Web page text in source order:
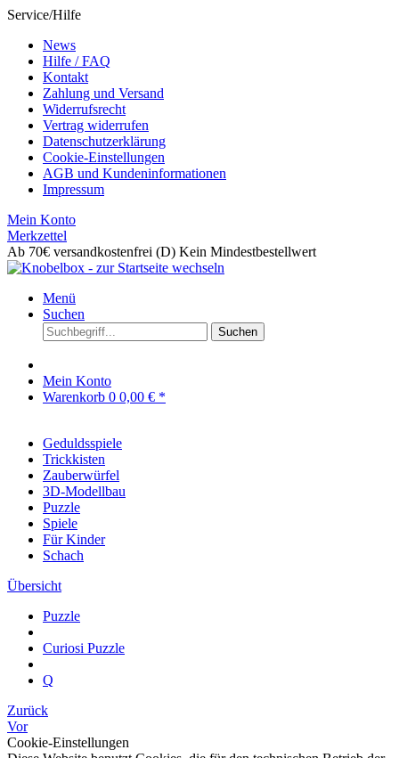
Service/Hilfe
News
Hilfe / FAQ
Kontakt
Zahlung und Versand
Widerrufsrecht
Vertrag widerrufen
Datenschutzerklärung
Cookie-Einstellungen
AGB und Kundeninformationen
Impressum
Mein Konto
Merkzettel
Ab 70€ versandkostenfrei (D) Kein Mindestbestellwert
Menü
Suchen
Suchen
Mein Konto
Warenkorb 0 0,00 € *
Geduldsspiele
Trickkisten
Zauberwürfel
3D-Modellbau
Puzzle
Spiele
Für Kinder
Schach
Übersicht
Puzzle
Curiosi Puzzle
Q
Zurück
Vor
Cookie-Einstellungen